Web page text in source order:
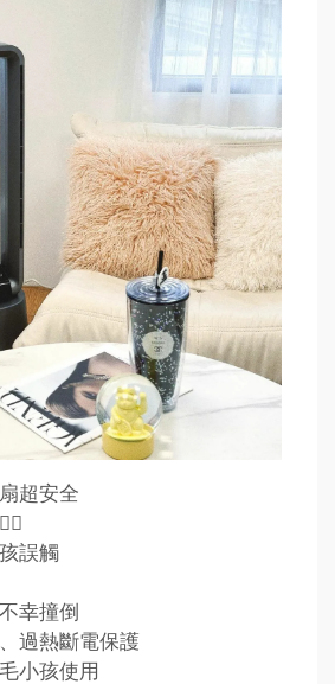
超安全
誤觸
幸撞倒
過熱斷電保護
小孩使用